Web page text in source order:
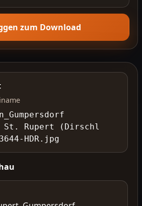
zum Download
Rupert (Dirschl
HDR.jpg